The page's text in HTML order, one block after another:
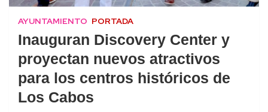
AYUNTAMIENTO PORTADA
Inauguran Discovery Center y
proyectan nuevos atractivos
para los centros históricos de
Los Cabos